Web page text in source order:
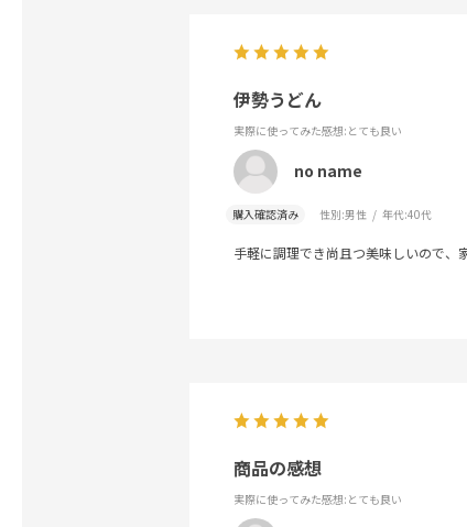
伊勢うどん
実際に使ってみた感想:とても良い
no name
購入確認済み 性別:男性 年代:40代
手軽に調理でき尚且つ美味しいので、
商品の感想
実際に使ってみた感想:とても良い